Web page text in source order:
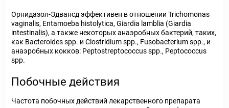
Орнидазол-Эдвансд эффективен в отношении Trichomonas
vaginalis, Entamoeba histolytica, Giardia lamblia (Giardia
intestinalis), а также некоторых анаэробных бактерий, таких,
как Bacteroides spp. и Clostridium spp., Fusobacterium spp., и
анаэробных кокков: Peptostreptococcus spp., Peptococcus
spp.
Побочные действия
Частота побочных действий лекарственного препарата